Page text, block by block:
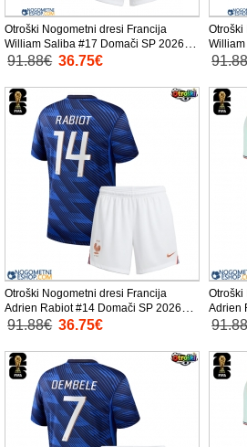
Otroški Nogometni dresi Francija
William Saliba #17 Domači SP 2026
Kratek Rokav (+ Kratke hlače)
91.88€ 36.75€
Otroški
Kratek
Otroški Nogometni dresi Francija
Adrien Rabiot #14 Domači SP 2026
Kratek Rokav (+ Kratke hlače)
91.88€ 36.75€
Otroški
Adrien
Kratek